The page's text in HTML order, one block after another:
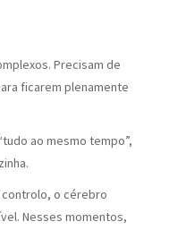
Precisam de
ficarem plenamente
ao mesmo tempo”,
controlo, o cérebro
Nesses momentos,